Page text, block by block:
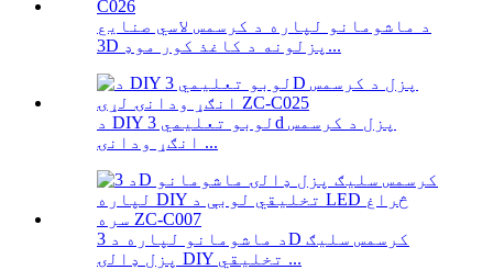
د ماشومانو لپاره د کرسمس لاسي صنایع
3D پزلونه د کاغذ کور موډ...
د DIY لوبو تعلیمي 3d پزل د کرسمس
انګړ ودانۍ ...
د ماشومانو لپاره د 3D کرسمس سلیګ
پزل ډالۍ DIY تخلیقي ...